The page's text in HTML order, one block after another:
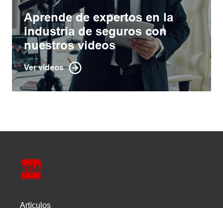
Aprende de expertos en la
industria de seguros con
nuestros videos
Ver videos
Artículos